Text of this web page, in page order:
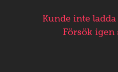
Kunde inte
Försök igen